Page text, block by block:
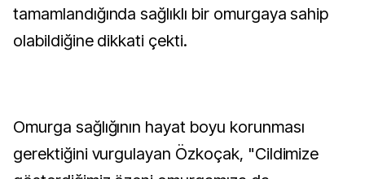
tamamlandığında sağlıklı bir omurgaya sahip
olabildiğine dikkati çekti.
Omurga sağlığının hayat boyu korunması
gerektiğini vurgulayan Özkoçak, "Cildimize